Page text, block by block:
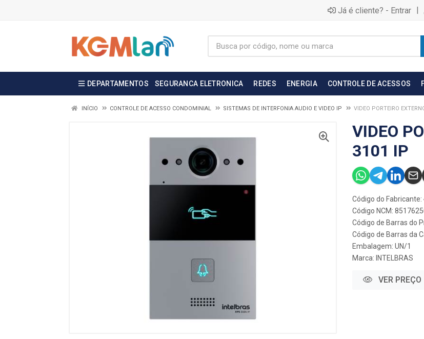
Já é cliente? - Entrar |
DEPARTAMENTOS SEGURANCA ELETRONICA REDES ENERGIA CONTROLE DE ACESSOS
INÍCIO CONTROLE DE ACESSO CONDOMINIAL SISTEMAS DE INTERFONIA AUDIO E VIDEO IP VIDEO PORTEIRO
VIDEO
3101 IP
Código do Fabricante:
Código NCM:
Código de Barras do
Código de Barras da
Embalagem: UN/1
Marca: INTELBRAS
VER PREÇO